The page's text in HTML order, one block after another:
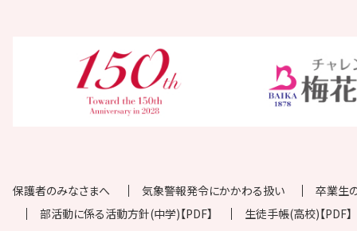
保護者のみなさまへ 気象警報発令にかかわる扱い
卒業生
部活動に係る活動方針(中学)【PDF】
生徒手帳(高校)【PDF】